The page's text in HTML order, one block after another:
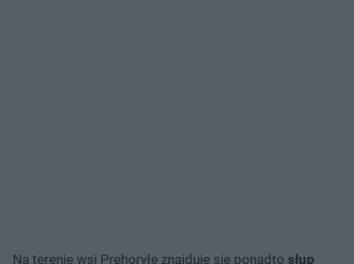
Na terenie wsi Prehoryłe znajduje się ponadto słup